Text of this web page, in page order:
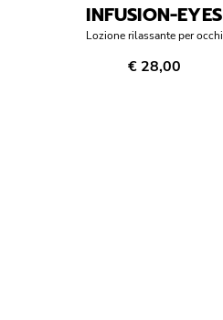
INFUSION-EYES
Lozione rilassante per occhi
€ 28,00